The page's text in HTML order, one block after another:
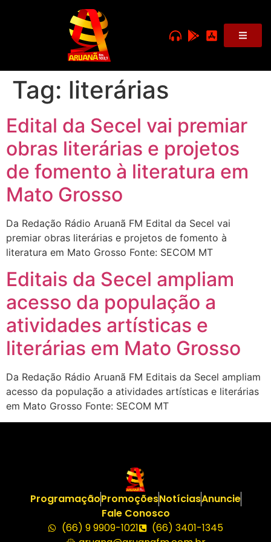
Tag: literárias
Edital da Secel vai premiar
obras literárias e projetos
de fomento à literatura em
Mato Grosso
Da Redação Rádio Aruanã FM Edital da Secel vai
premiar obras literárias e projetos de fomento à
literatura em Mato Grosso Fonte: SECOM MT
Editais da Secel ampliam
acesso da população a
atividades artísticas e
literárias em Mato Grosso
Da Redação Rádio Aruanã FM Editais da Secel ampliam
acesso da população a atividades artísticas e literárias
em Mato Grosso Fonte: SECOM MT
ProgramaçãoPromoçõesNotíciasAnuncie
Fale Conosco
(66) 9 9909-1021
(66) 3401-1345